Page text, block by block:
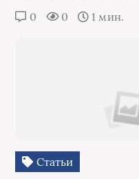
0 0 1 мин.
Статьи